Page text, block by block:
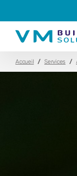
Accueil Services